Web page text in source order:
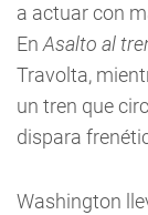
a actuar con
En Asalto al
Travolta,
un tren que
dispara
Washington